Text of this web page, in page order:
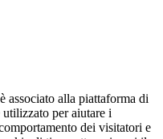
associato alla piattaforma di
per aiutare i
dei visitatori e